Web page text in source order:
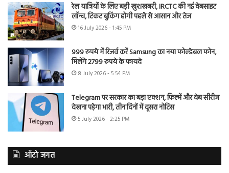
रेल यात्रियों के लिए बड़ी खुशखबरी, IRCTC की नई वेबसाइट
लॉन्च, टिकट बुकिंग होगी पहले से आसान और तेज
16 July 2026 - 1:45 PM
999 रुपये में रिजर्व करें Samsung का नया फोल्डेबल फोन,
मिलेंगे 2799 रुपये के फायदे
8 July 2026 - 5:54 PM
Telegram पर सरकार का बड़ा एक्शन, फिल्में और वेब सीरीज
देखना पड़ेगा भारी, तीन दिनों में दूसरा नोटिस
5 July 2026 - 2:25 PM
ऑटो जगत